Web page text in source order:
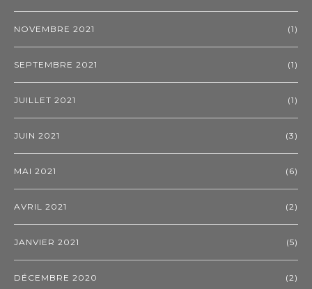
NOVEMBRE 2021 (1)
SEPTEMBRE 2021 (1)
JUILLET 2021 (1)
JUIN 2021 (3)
MAI 2021 (6)
AVRIL 2021 (2)
JANVIER 2021 (5)
DÉCEMBRE 2020 (2)